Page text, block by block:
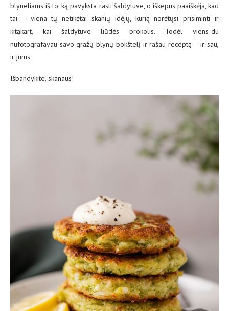
blyneliams iš to, ką pavyksta rasti šaldytuve, o iškepus paaiškėja, kad
tai – viena tų netikėtai skanių idėjų, kurią norėtųsi prisiminti ir
kitąkart, kai šaldytuve liūdės brokolis. Todėl viens-du
nufotografavau savo gražų blynų bokštelį ir rašau receptą – ir sau,
ir jums.
Išbandykite, skanaus!